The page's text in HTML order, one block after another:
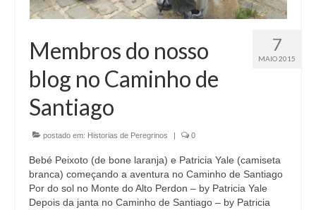
7
MAIO 2015
Membros do nosso
blog no Caminho de
Santiago
postado em: Historias de Peregrinos | 0
Bebé Peixoto (de bone laranja) e Patricia Yale (camiseta
branca) começando a aventura no Caminho de Santiago
Por do sol no Monte do Alto Perdon – by Patricia Yale
Depois da janta no Caminho de Santiago – by Patricia